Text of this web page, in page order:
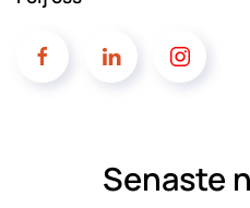
Senaste